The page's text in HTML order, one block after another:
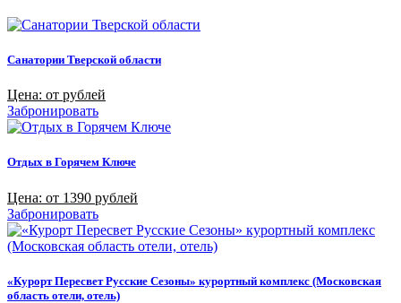
Санатории Тверской области
Цена: от рублей
Забронировать
Отдых в Горячем Ключе
Цена: от 1390 рублей
Забронировать
«Курорт Пересвет Русские Сезоны» курортный комплекс (Московская
область отели, отель)